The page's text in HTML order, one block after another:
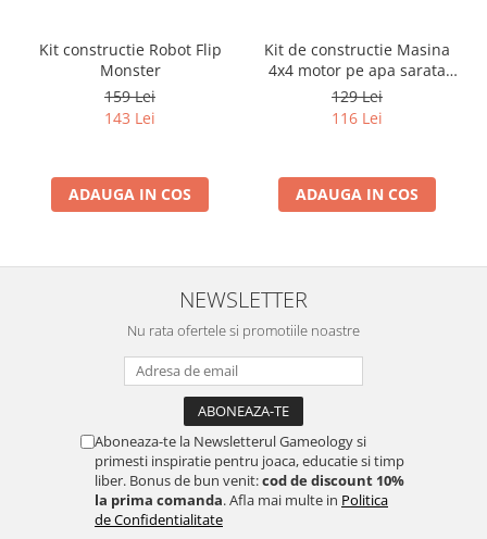
Kit constructie Robot Flip
Monster
159 Lei
143 Lei
ADAUGA IN COS
Kit de constructie Masina
4x4 motor pe apa sarata
(RO)
129 Lei
116 Lei
ADAUGA IN COS
NEWSLETTER
Nu rata ofertele si promotiile noastre
Aboneaza-te la Newsletterul Gameology si
primesti inspiratie pentru joaca, educatie si timp
liber. Bonus de bun venit:cod de discount 10%
la prima comanda. Afla mai multe in Politica
de Confidentialitate